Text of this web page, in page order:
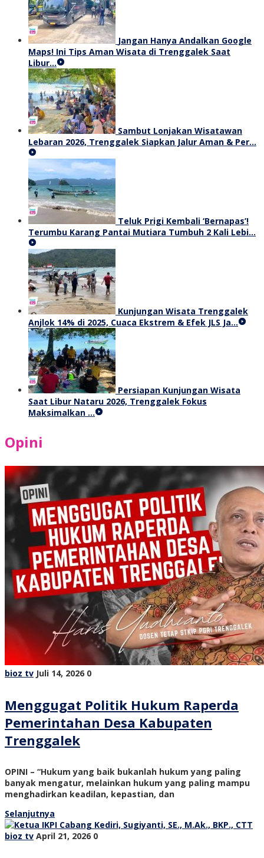
Jangan Hanya Andalkan Google
Maps! Ini Tips Aman Wisata di Trenggalek Saat
Libur…
Sambut Lonjakan Wisatawan
Lebaran 2026, Trenggalek Siapkan Jalur Aman & Per…
Teluk Prigi Kembali ‘Bernapas’!
Terumbu Karang Pantai Mutiara Tumbuh 2 Kali Lebi…
Kunjungan Wisata Trenggalek
Anjlok 14% di 2025, Cuaca Ekstrem & Efek JLS Ja…
Persiapan Kunjungan Wisata
Saat Libur Nataru 2026, Trenggalek Fokus
Maksimalkan …
Opini
bioz tv Juli 14, 2026 0
Menggugat Politik Hukum Raperda
Pemerintahan Desa Kabupaten
Trenggalek
OPINI – “Hukum yang baik bukanlah hukum yang paling
banyak mengatur, melainkan hukum yang paling mampu
menghadirkan keadilan, kepastian, dan
Selanjutnya
bioz tv April 21, 2026 0